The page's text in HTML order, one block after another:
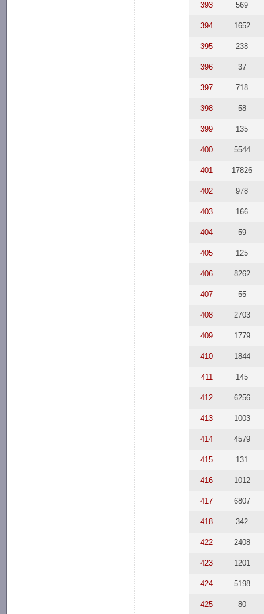
393 569
394 1652
395 238
396 37
397 718
398 58
399 135
400 5544
401 17826
402 978
403 166
404 59
405 125
406 8262
407 55
408 2703
409 1779
410 1844
411 145
412 6256
413 1003
414 4579
415 131
416 1012
417 6807
418 342
422 2408
423 1201
424 5198
425 80